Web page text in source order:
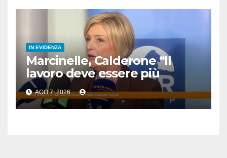
IN EVIDENZA
Marcinelle, Calderone “Il
lavoro deve essere più
sicuro”
AGO 7, 2026